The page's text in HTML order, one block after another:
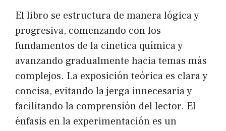
El libro se estructura de manera lógica y
progresiva, comenzando con los
fundamentos de la cinetica química y
avanzando gradualmente hacia temas más
complejos. La exposición teórica es clara y
concisa, evitando la jerga innecesaria y
facilitando la comprensión del lector. El
énfasis en la experimentación es un